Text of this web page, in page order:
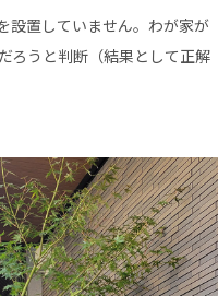
設置していません。わが家が
ろうと判断（結果として正解